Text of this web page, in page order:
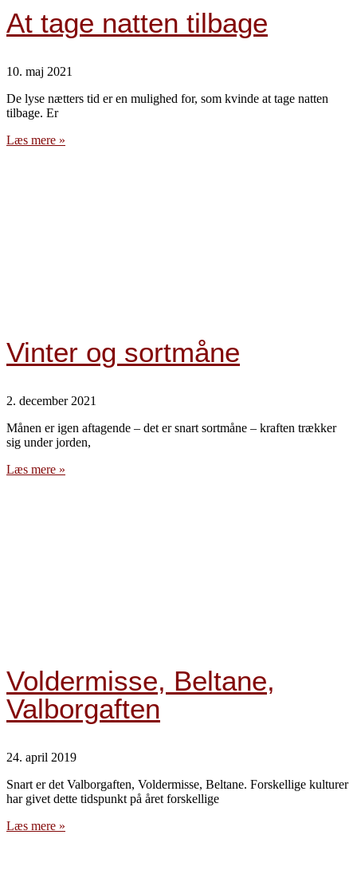
At tage natten tilbage
10. maj 2021
De lyse nætters tid er en mulighed for, som kvinde at tage natten
tilbage. Er
Læs mere »
Vinter og sortmåne
2. december 2021
Månen er igen aftagende – det er snart sortmåne – kraften trækker
sig under jorden,
Læs mere »
Voldermisse, Beltane,
Valborgaften
24. april 2019
Snart er det Valborgaften, Voldermisse, Beltane. Forskellige kulturer
har givet dette tidspunkt på året forskellige
Læs mere »